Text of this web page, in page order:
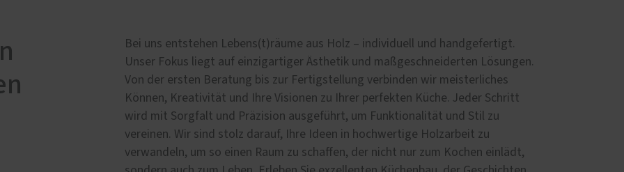
Denkmal
Förderung für Fenster und
Haustüren
Schallschutz-Simulator
Bei uns entstehen Lebens(t)räume aus Holz – individuell und handgefertigt.
Unser Fokus liegt auf einzigartiger Ästhetik und maßgeschneiderten Lösungen.
Von der ersten Beratung bis zur Fertigstellung verbinden wir meisterliches
Können, Kreativität und Ihre Visionen zu Ihrer perfekten Küche. Jeder Schritt
wird mit Sorgfalt und Präzision ausgeführt, um Funktionalität und Stil zu
vereinen. Wir sind stolz darauf, Ihre Ideen in hochwertige Holzarbeit zu
verwandeln, um so einen Raum zu schaffen, der nicht nur zum Kochen einlädt,